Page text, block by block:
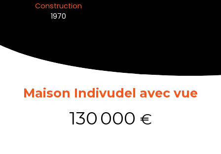
Construction
1970
Maison Indivudel avec vue
130 000 €